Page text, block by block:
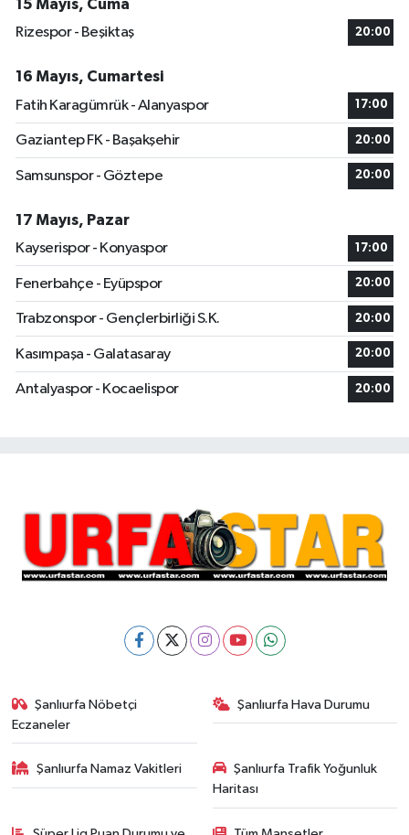
15 Mayıs, Cuma
Rizespor - Beşiktaş
20:00
16 Mayıs, Cumartesi
Fatih Karagümrük - Alanyaspor
17:00
Gaziantep FK - Başakşehir 20:00
Samsunspor - Göztepe 20:00
17 Mayıs, Pazar
Kayserispor - Konyaspor
17:00
Fenerbahçe - Eyüpspor 20:00
Trabzonspor - Gençlerbirliği S.K. 20:00
Kasımpaşa - Galatasaray 20:00
Antalyaspor - Kocaelispor 20:00
Şanlıurfa Nöbetçi
Eczaneler
Şanlıurfa Hava Durumu
Şanlıurfa Namaz Vakitleri
Şanlıurfa Trafik Yoğunluk
Haritası